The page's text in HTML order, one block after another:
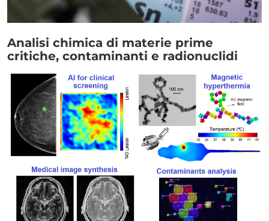
Link
Analisi chimica di materie prime
critiche, contaminanti e radionuclidi
Immagine